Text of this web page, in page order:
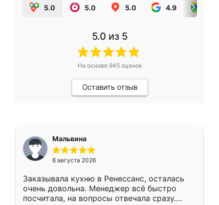
5.0 5.0 5.0 4.9
5.0 из 5
На основе 945оценок
Оставить отзыв
Мальвина
6 августа 2026
Заказывала кухню в Ренессанс, осталась
очень довольна. Менеджер всё быстро
посчитала, на вопросы отвечала сразу.